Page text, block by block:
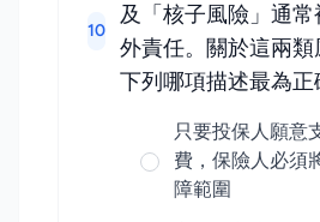
10
及「核子風險」通
外責任。關於這兩類
下列哪項描述最為正
只要投保人願意
費，保險人必須
障範圍